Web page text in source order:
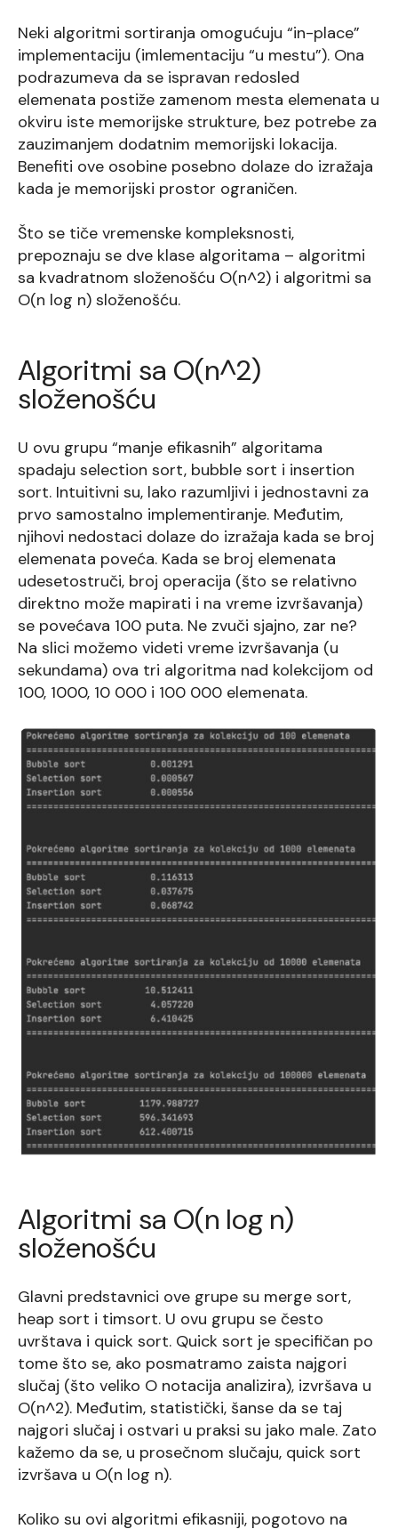
Neki algoritmi sortiranja omogućuju “in-place”
implementaciju (imlementaciju “u mestu”). Ona
podrazumeva da se ispravan redosled
elemenata postiže zamenom mesta elemenata u
okviru iste memorijske strukture, bez potrebe za
zauzimanjem dodatnim memorijski lokacija.
Benefiti ove osobine posebno dolaze do izražaja
kada je memorijski prostor ograničen.
Što se tiče vremenske kompleksnosti,
prepoznaju se dve klase algoritama – algoritmi
sa kvadratnom složenošću O(n^2) i algoritmi sa
O(n log n) složenošću.
Algoritmi sa O(n^2)
složenošću
U ovu grupu “manje efikasnih” algoritama
spadaju selection sort, bubble sort i insertion
sort. Intuitivni su, lako razumljivi i jednostavni za
prvo samostalno implementiranje. Međutim,
njihovi nedostaci dolaze do izražaja kada se broj
elemenata poveća. Kada se broj elemenata
udesetostruči, broj operacija (što se relativno
direktno može mapirati i na vreme izvršavanja)
se povećava 100 puta. Ne zvuči sjajno, zar ne?
Na slici možemo videti vreme izvršavanja (u
sekundama) ova tri algoritma nad kolekcijom od
100, 1000, 10 000 i 100 000 elemenata.
Algoritmi sa O(n log n)
složenošću
Glavni predstavnici ove grupe su merge sort,
heap sort i timsort. U ovu grupu se često
uvrštava i quick sort. Quick sort je specifičan po
tome što se, ako posmatramo zaista najgori
slučaj (što veliko O notacija analizira), izvršava u
O(n^2). Međutim, statistički, šanse da se taj
najgori slučaj i ostvari u praksi su jako male. Zato
kažemo da se, u prosečnom slučaju, quick sort
izvršava u O(n log n).
Koliko su ovi algoritmi efikasniji, pogotovo na